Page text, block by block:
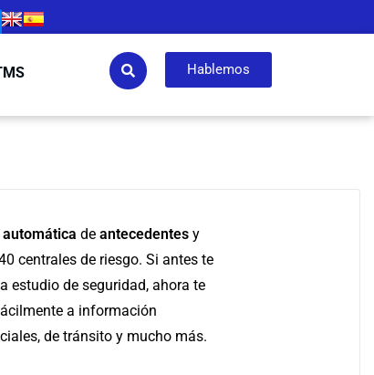
Hablemos
automática de antecedentes y
centrales de riesgo. Si antes te
estudio de seguridad, ahora te
a información
de tránsito y mucho más.